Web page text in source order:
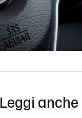
Leggi anche